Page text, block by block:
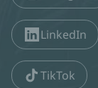
LinkedIn
TikTok